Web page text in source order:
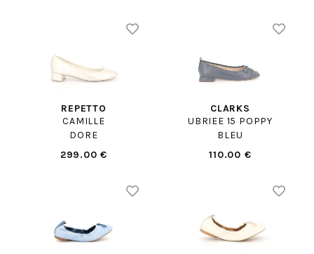
REPETTO
CAMILLE
DORE
299.00 €
CLARKS
UBRIEE 15 POPPY
BLEU
110.00 €